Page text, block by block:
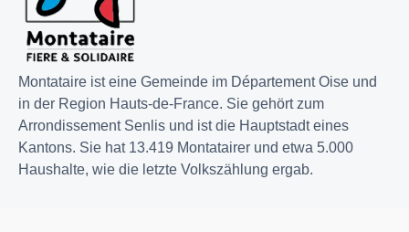
Montataire ist eine Gemeinde im Département Oise und
in der Region Hauts-de-France. Sie gehört zum
Arrondissement Senlis und ist die Hauptstadt eines
Kantons. Sie hat 13.419 Montatairer und etwa 5.000
Haushalte, wie die letzte Volkszählung ergab.